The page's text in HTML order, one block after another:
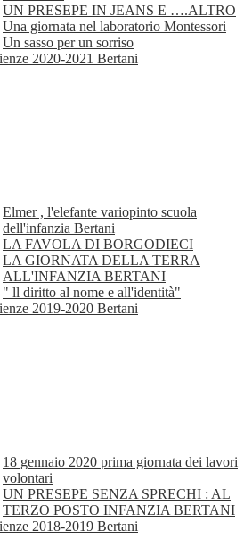
UN PRESEPE IN JEANS E ….ALTRO
Una giornata nel laboratorio Montessori
Un sasso per un sorriso
2020-2021 Bertani
Elmer , l'elefante variopinto scuola
dell'infanzia Bertani
LA FAVOLA DI BORGODIECI
LA GIORNATA DELLA TERRA
ALL'INFANZIA BERTANI
" ll diritto al nome e all'identità"
2019-2020 Bertani
18 gennaio 2020 prima giornata dei lavori
volontari
UN PRESEPE SENZA SPRECHI : AL
TERZO POSTO INFANZIA BERTANI
2018-2019 Bertani